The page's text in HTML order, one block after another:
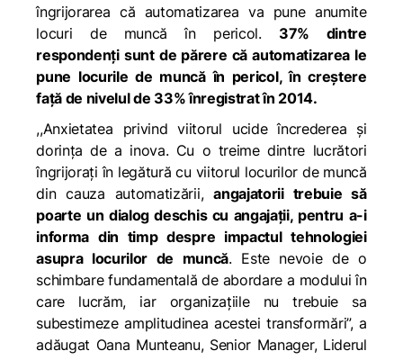
îngrijorarea că automatizarea va pune anumite
locuri de muncă în pericol. 37% dintre
respondenți sunt de părere că automatizarea le
pune locurile de muncă în pericol, în creștere
faţă de nivelul de 33% înregistrat în 2014.
,,Anxietatea privind viitorul ucide încrederea şi
dorinţa de a inova. Cu o treime dintre lucrători
îngrijorați în legătură cu viitorul locurilor de muncă
din cauza automatizării,angajatorii trebuie să
poarte un dialog deschis cu angajații, pentru a-i
informa din timp despre impactul tehnologiei
asupra locurilor de muncă. Este nevoie de o
schimbare fundamentală de abordare a modului în
care lucrăm, iar organizațiile nu trebuie sa
subestimeze amplitudinea acestei transformări”, a
adăugat Oana Munteanu, Senior Manager, Liderul